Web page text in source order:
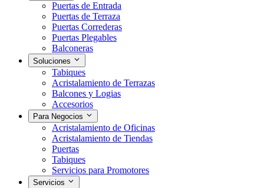
Puertas de Entrada
Puertas de Terraza
Puertas Correderas
Puertas Plegables
Balconeras
Soluciones
Tabiques
Acristalamiento de Terrazas
Balcones y Logias
Accesorios
Para Negocios
Acristalamiento de Oficinas
Acristalamiento de Tiendas
Puertas
Tabiques
Servicios para Promotores
Servicios